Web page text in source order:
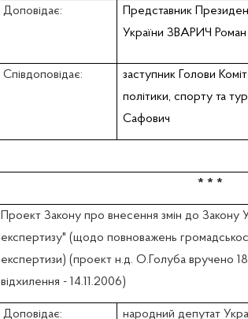
Доповідає:
Представник
України ЗВАРИЧ
Співдоповідає:
заступник Голови
політики, спорту та
Сафович
* * *
Проект Закону про внесення змін до Закону
експертизу" (щодо повноважень
експертизи) (проект н.д. О.Голуба вручено
відхилення - 14.11.2006)
Доповідає: народний депутат